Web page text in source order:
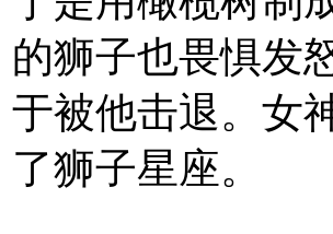
的狮子也畏惧发
于被他击退。女
了狮子星座。